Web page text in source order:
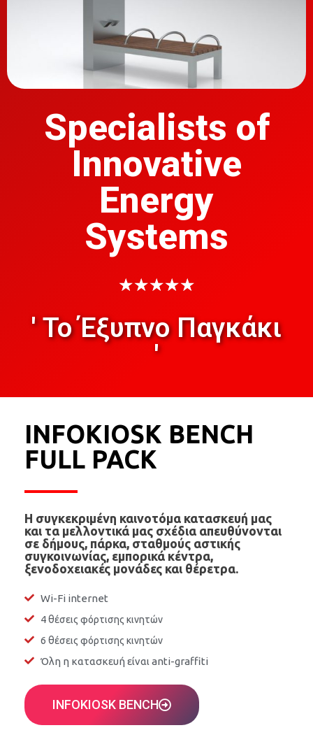
Specialists of
Innovative
Energy
Systems
★★★★★
' Το Έξυπνο Παγκάκι
'
INFOKIOSK BENCH
FULL PACK
Η συγκεκριμένη καινοτόμα κατασκευή μας
και τα μελλοντικά μας σχέδια απευθύνονται
σε δήμους, πάρκα, σταθμούς αστικής
συγκοινωνίας, εμπορικά κέντρα,
ξενοδοχειακές μονάδες και θέρετρα.
Wi-Fi internet
4 θέσεις φόρτισης κινητών
6 θέσεις φόρτισης κινητών
Όλη η κατασκευή είναι anti-graffiti
INFOKIOSK BENCH